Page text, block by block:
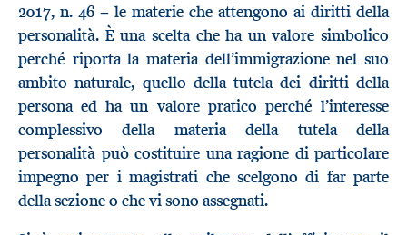
2017, n. 46 − le materie che attengono ai diritti della
personalità. È una scelta che ha un valore simbolico
perché riporta la materia dell’immigrazione nel suo
ambito naturale, quello della tutela dei diritti della
persona ed ha un valore pratico perché l’interesse
complessivo della materia della tutela della
personalità può costituire una ragione di particolare
impegno per i magistrati che scelgono di far parte
della sezione o che vi sono assegnati.